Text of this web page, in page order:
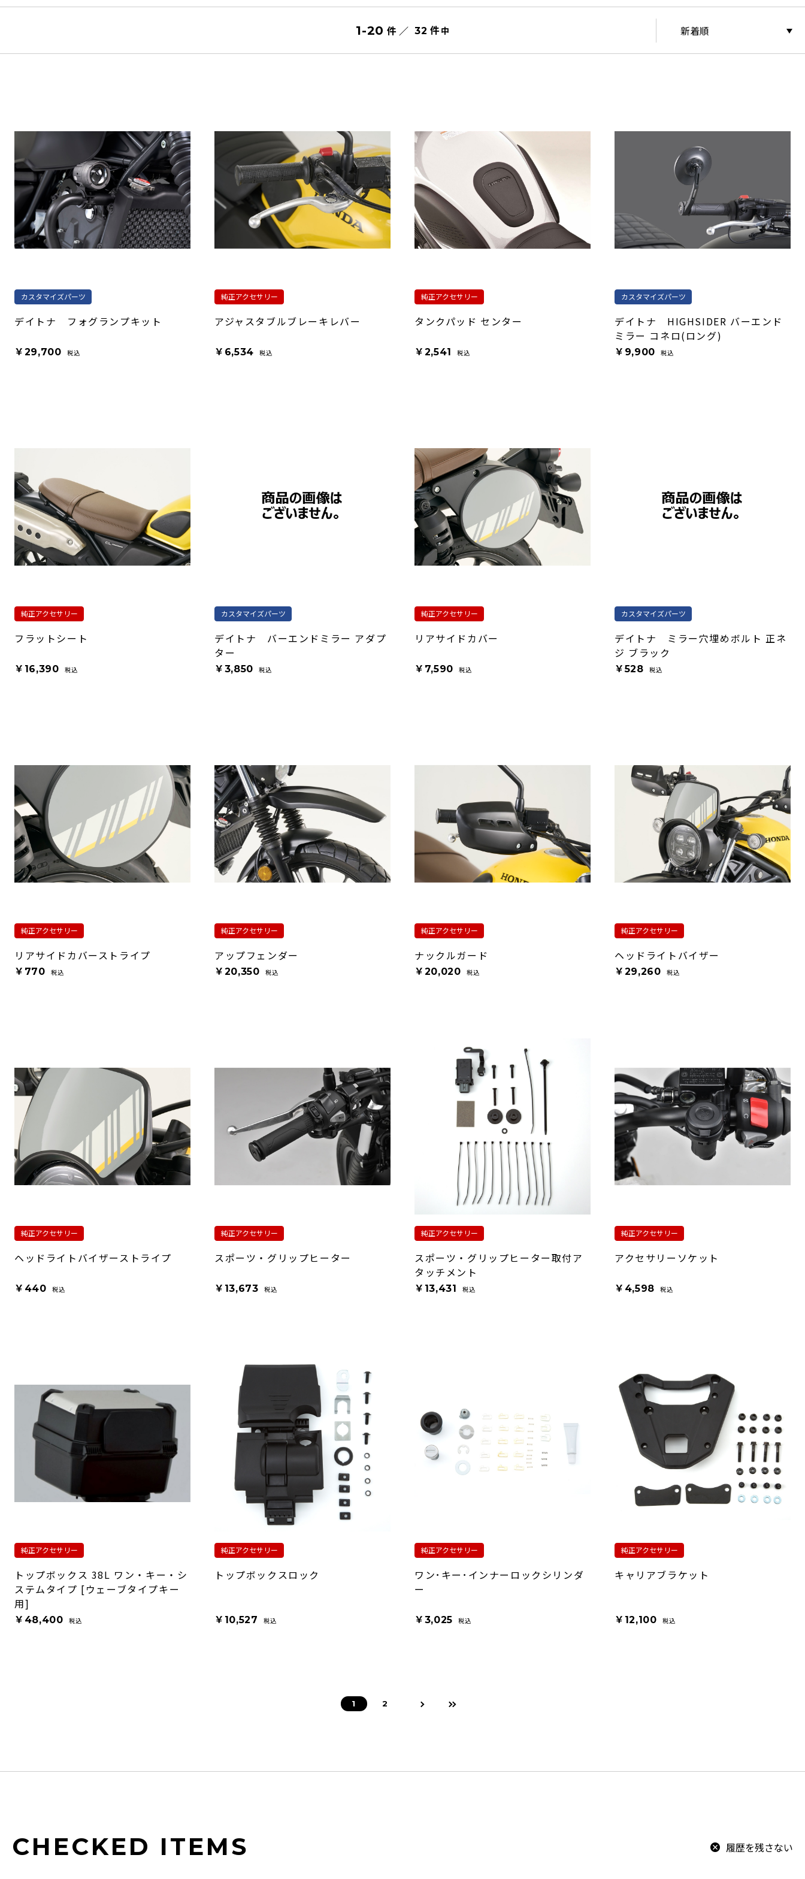
1-20 件 ／ 32 件中
カスタマイズパーツ
デイトナ フォグランプキット
￥29,700 税込
純正アクセサリー
アジャスタブルブレーキレバー
￥6,534 税込
純正アクセサリー
タンクパッド センター
￥2,541 税込
カスタマイズパーツ
デイトナ HIGHSIDER バーエンド
ミラー コネロ(ロング)
￥9,900 税込
純正アクセサリー
フラットシート
￥16,390 税込
カスタマイズパーツ
デイトナ バーエンドミラー アダプ
ター
￥3,850 税込
純正アクセサリー
リアサイドカバー
￥7,590 税込
カスタマイズパーツ
デイトナ ミラー穴埋めボルト 正ネ
ジ ブラック
￥528 税込
純正アクセサリー
リアサイドカバーストライプ
￥770 税込
純正アクセサリー
アップフェンダー
￥20,350 税込
純正アクセサリー
ナックルガード
￥20,020 税込
純正アクセサリー
ヘッドライトバイザー
￥29,260 税込
純正アクセサリー
ヘッドライトバイザーストライプ
￥440 税込
純正アクセサリー
スポーツ・グリップヒーター
￥13,673 税込
純正アクセサリー
スポーツ・グリップヒーター取付ア
タッチメント
￥13,431 税込
純正アクセサリー
アクセサリーソケット
￥4,598 税込
純正アクセサリー
トップボックス 38L ワン・キー・シ
ステムタイプ [ウェーブタイプキー
用]
￥48,400 税込
純正アクセサリー
トップボックスロック
￥10,527 税込
純正アクセサリー
ワン･キー･インナーロックシリンダ
ー
￥3,025 税込
純正アクセサリー
キャリアブラケット
￥12,100 税込
1 2
CHECKED ITEMS 履歴を残さない